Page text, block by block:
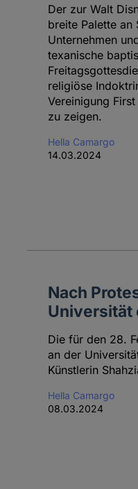
Der zur Walt
breite Palette an
Unternehmen
texanische
religiöse
Vereinigung
zu zeigen.
Hella Camargo
14.03.2024
Nach
Universität
Die für den 28.
an der
Künstlerin
Hella Camargo
08.03.2024